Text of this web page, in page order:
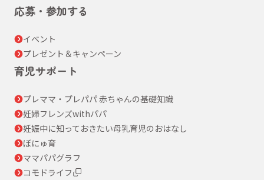
応募・参加する
イベント
プレゼント＆キャンペーン
育児サポート
プレママ・プレパパ 赤ちゃんの基礎知識
妊婦フレンズwithパパ
妊娠中に知っておきたい母乳育児のおはなし
ぼにゅ育
ママパパグラフ
コモドライフ